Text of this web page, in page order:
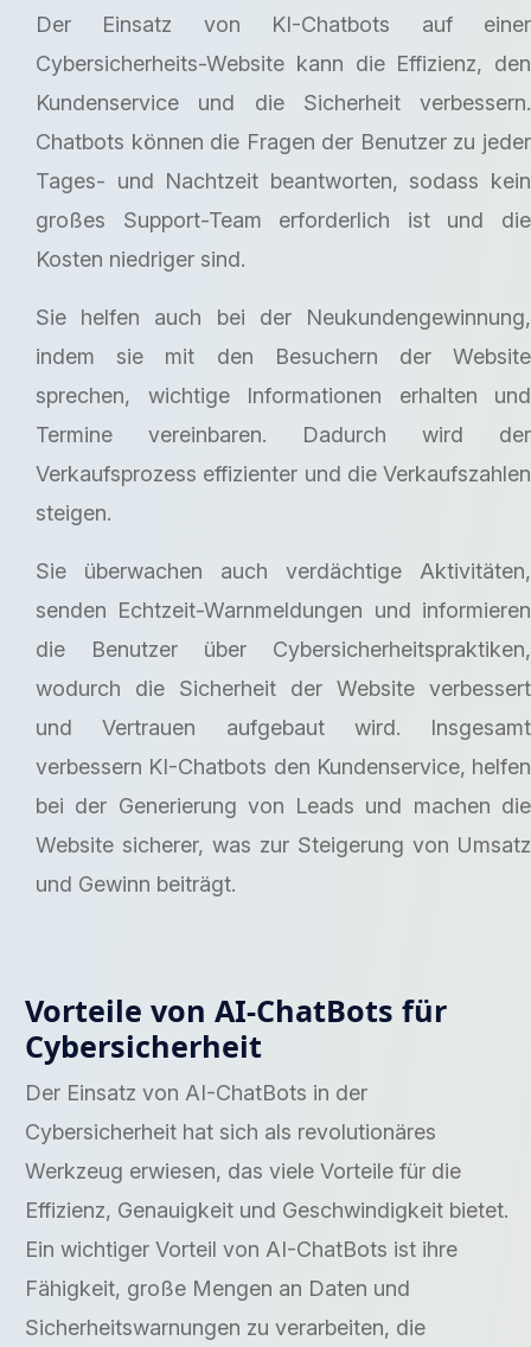
Der Einsatz von KI-Chatbots auf einer
Cybersicherheits-Website kann die Effizienz, den
Kundenservice und die Sicherheit verbessern.
Chatbots können die Fragen der Benutzer zu jeder
Tages- und Nachtzeit beantworten, sodass kein
großes Support-Team erforderlich ist und die
Kosten niedriger sind.
Sie helfen auch bei der Neukundengewinnung,
indem sie mit den Besuchern der Website
sprechen, wichtige Informationen erhalten und
Termine vereinbaren. Dadurch wird der
Verkaufsprozess effizienter und die Verkaufszahlen
steigen.
Sie überwachen auch verdächtige Aktivitäten,
senden Echtzeit-Warnmeldungen und informieren
die Benutzer über Cybersicherheitspraktiken,
wodurch die Sicherheit der Website verbessert
und Vertrauen aufgebaut wird. Insgesamt
verbessern KI-Chatbots den Kundenservice, helfen
bei der Generierung von Leads und machen die
Website sicherer, was zur Steigerung von Umsatz
und Gewinn beiträgt.
Vorteile von AI-ChatBots für
Cybersicherheit
Der Einsatz von AI-ChatBots in der
Cybersicherheit hat sich als revolutionäres
Werkzeug erwiesen, das viele Vorteile für die
Effizienz, Genauigkeit und Geschwindigkeit bietet.
Ein wichtiger Vorteil von AI-ChatBots ist ihre
Fähigkeit, große Mengen an Daten und
Sicherheitswarnungen zu verarbeiten, die